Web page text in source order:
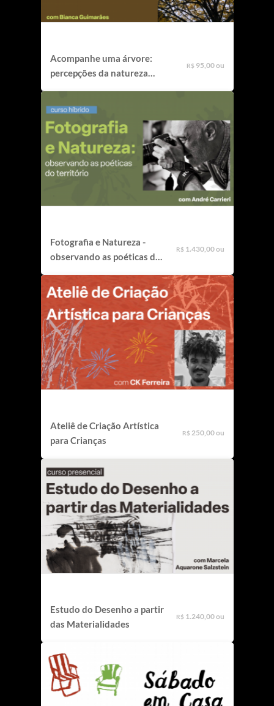
Acompanhe uma árvore:
percepções da natureza
R$ 95,00 ou
Fotografia e Natureza -
observando as poéticas do
R$ 1.430,00 ou
Ateliê de Criação Artística
para Crianças
R$ 250,00 ou
Estudo do Desenho a partir
das Materialidades
R$ 1.240,00 ou